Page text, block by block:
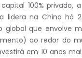
100% privado,
lidera na China há
que envolve
ao redor do
em 10 anos